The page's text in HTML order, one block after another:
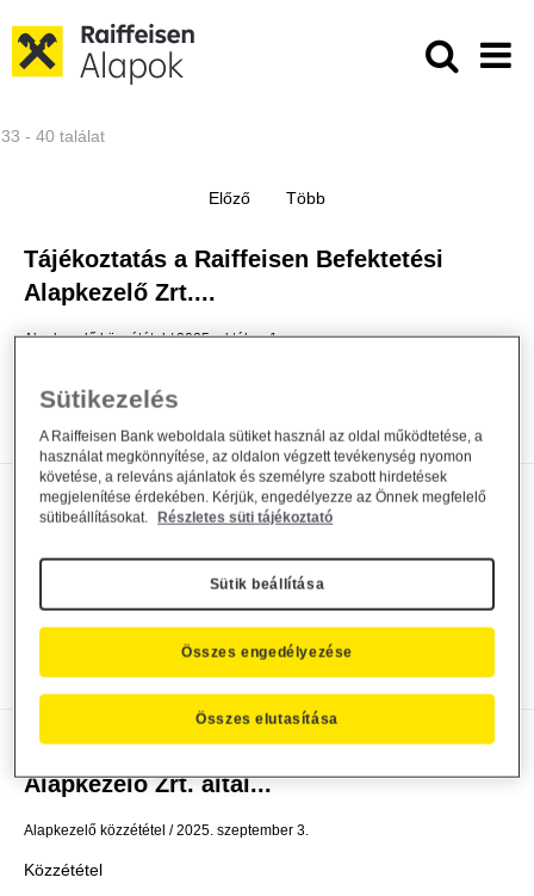
Közzétételek - Raiffeisen
33 - 40 találat
Tájékoztatás a Raiffeisen Befektetési
Alapkezelő Zrt....
Alapkezelő közzététel 2025. október 1.
Módosul a Raiffeisen Befektetési
2025. október 1.
Közzététel
Módosul a Raiffeisen Befektetési
Alapkezelő Zrt. által...
Alapkezelő közzététel 2025. szeptember 3.
Közzététel
Sütikezelés
A Raiffeisen Bank weboldala sütiket használ az oldal működtetése, a
használat megkönnyítése, az oldalon végzett tevékenység nyomon
követése, a releváns ajánlatok és személyre szabott hirdetések
megjelenítése érdekében. Kérjük, engedélyezze az Önnek megfelelő
sütibeállításokat.
Részletes süti tájékoztató
Sütik beállítása
Összes elutasítása
Összes engedélyezése